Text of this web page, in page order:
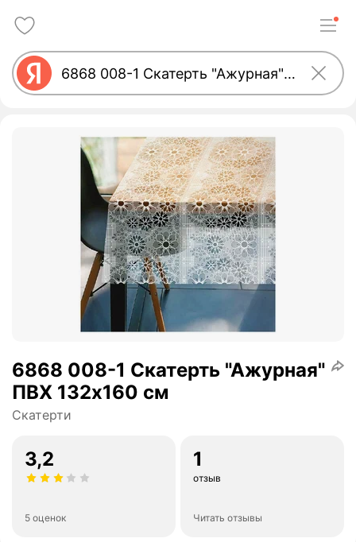
6868 008-1 Скатерть "Ажурная"
ПВХ 132х160 см
Скатерти
3,2
5 оценок
1
отзыв
Читать отзывы